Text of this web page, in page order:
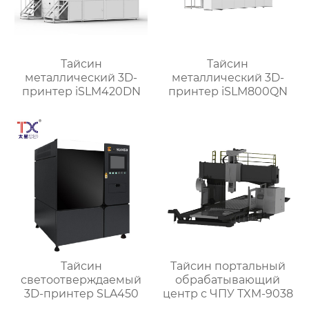
Тайсин
металлический 3D-
принтер iSLM420DN
Тайсин
металлический 3D-
принтер iSLM800QN
Тайсин
светоотверждаемый
3D-принтер SLA450
Тайсин портальный
обрабатывающий
центр с ЧПУ TXM-9038